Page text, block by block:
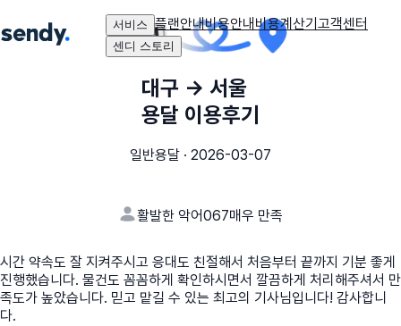
서비스 플랜안내비용안내비용계산기고객센터
센디 스토리
대구 → 서울
용달 이용후기
일반용달 · 2026-03-07
활발한 악어067매우 만족
시간 약속도 잘 지켜주시고 응대도 친절해서 처음부터 끝까지 기분 좋게
진행했습니다. 물건도 꼼꼼하게 확인하시면서 깔끔하게 처리해주셔서 만
족도가 높았습니다. 믿고 맡길 수 있는 최고의 기사님입니다! 감사합니
다.